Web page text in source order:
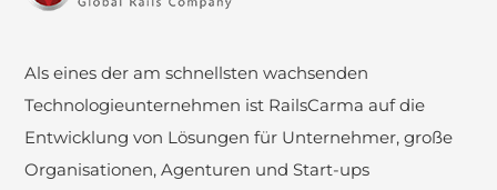
Als eines der am schnellsten wachsenden
Technologieunternehmen ist RailsCarma auf die
Entwicklung von Lösungen für Unternehmer, große
Organisationen, Agenturen und Start-ups